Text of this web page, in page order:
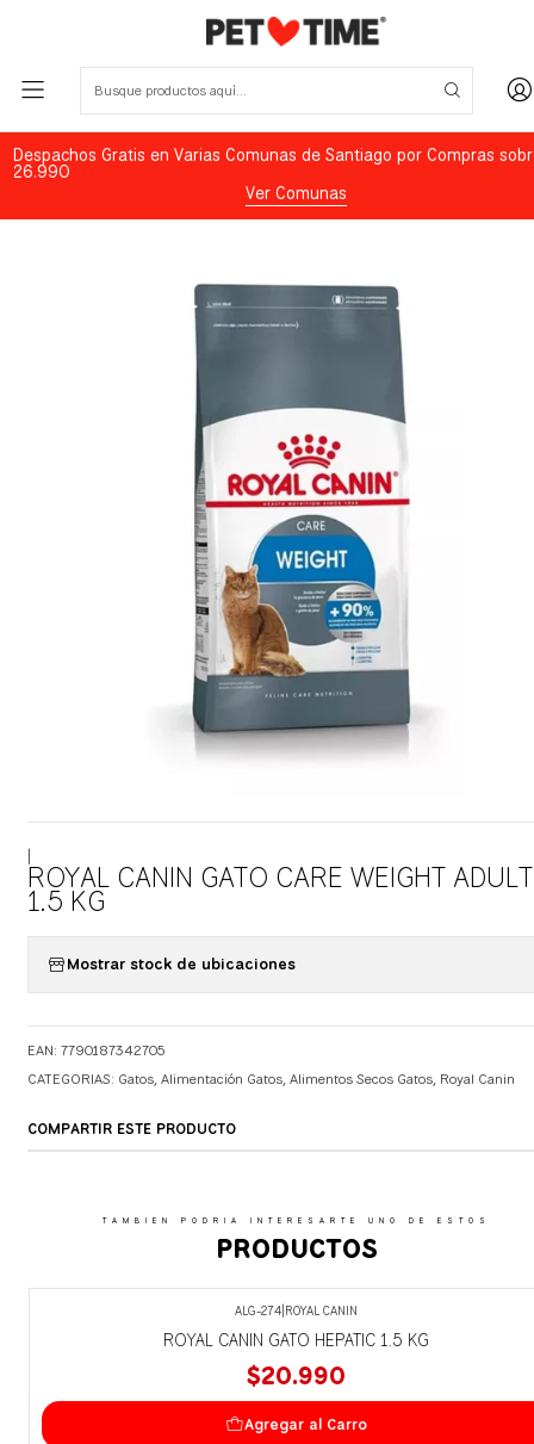
Despachos Gratis en Varias Comunas de Santiago por Compras
26.990
Ver Comunas
ROYAL CANIN GATO CARE WEIGHT
1.5 KG
Mostrar stock de ubicaciones
EAN: 7790187342705
CATEGORIAS: Gatos,Alimentación Gatos,Alimentos Secos Gatos, Royal Canin
COMPARTIR ESTE PRODUCTO
TAMBIEN PODRIA INTERESARTE UNO DE ESTOS
PRODUCTOS
ALG-274 ROYAL CANIN
ROYAL CANIN GATO HEPATIC 1.5 KG
$20.990
Agregar al Carro